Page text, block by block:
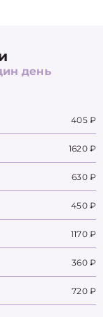
день
405 ₽
1620 ₽
630 ₽
450 ₽
1170 ₽
360 ₽
720 ₽